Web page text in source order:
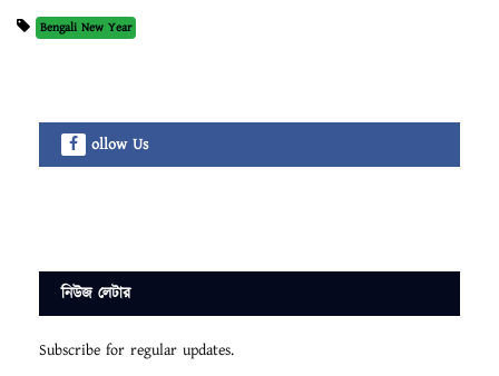
Bengali New Year
ollow Us
নিউজ লেটার
Subscribe for regular updates.